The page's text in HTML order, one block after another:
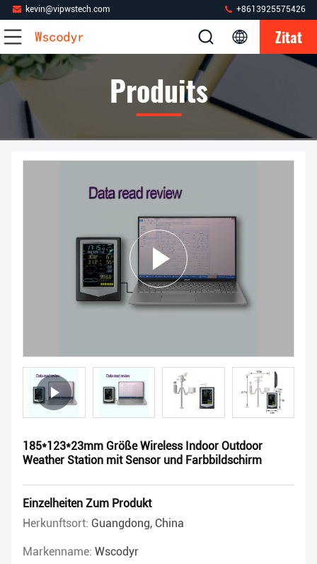
kevin@vipwstech.com +8613925575426
Zitat
Produits
185*123*23mm Größe Wireless Indoor Outdoor
Weather Station mit Sensor und Farbbildschirm
Einzelheiten Zum Produkt
Herkunftsort: Guangdong, China
Markenname: Wscodyr